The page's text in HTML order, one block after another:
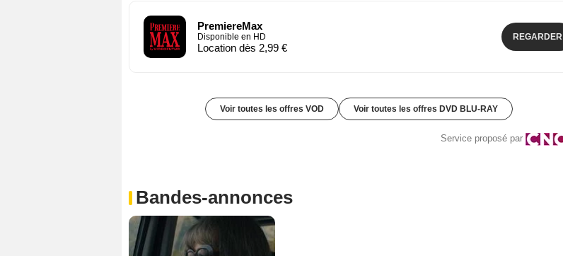
PremiereMax
Disponible en HD
Location dès 2,99 €
REGARDER
Voir toutes les offres VOD Voir toutes les offres DVD BLU-RAY
Service proposé par
Bandes-annonces